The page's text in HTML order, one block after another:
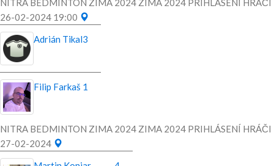
NITRA BEDMINTON ZIMA 2024 ZIMA 2024 PRIHLÁSENÍ HRÁČI
26-02-2024 19:00
Adrián Tikal3
Filip Farkaš 1
NITRA BEDMINTON ZIMA 2024 ZIMA 2024 PRIHLÁSENÍ HRÁČI
27-02-2024